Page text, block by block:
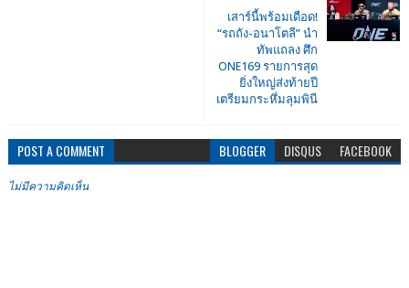
เสาร์นี้พร้อมเดือด!
“รถถัง-อนาโตลี” นำ
ทัพแถลง ศึก
ONE169 รายการสุด
ยิ่งใหญ่ส่งท้ายปี
เตรียมกระหึ่มลุมพินี
POST A COMMENT BLOGGER DISQUS FACEBOOK
ไม่มีความคิดเห็น